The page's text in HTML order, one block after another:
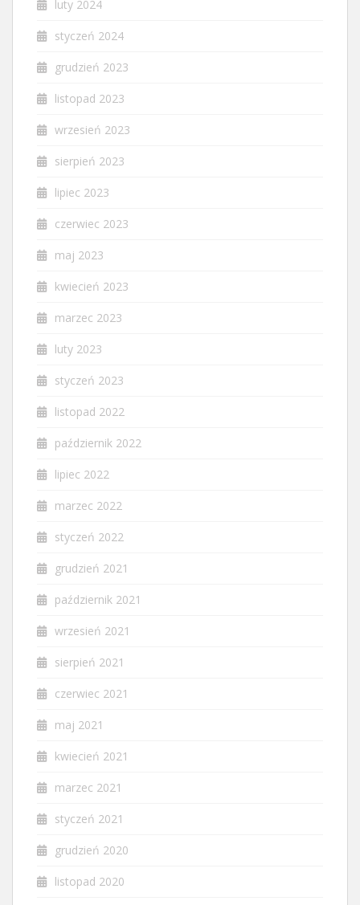
luty 2024
styczeń 2024
grudzień 2023
listopad 2023
wrzesień 2023
sierpień 2023
lipiec 2023
czerwiec 2023
maj 2023
kwiecień 2023
marzec 2023
luty 2023
styczeń 2023
listopad 2022
październik 2022
lipiec 2022
marzec 2022
styczeń 2022
grudzień 2021
październik 2021
wrzesień 2021
sierpień 2021
czerwiec 2021
maj 2021
kwiecień 2021
marzec 2021
styczeń 2021
grudzień 2020
listopad 2020